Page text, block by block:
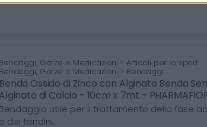
Bendaggi, Garze e Medicazioni > Articoli per lo sport
Bendaggi, Garze e Medicazioni > Bendaggi
Benda Ossido di Zinco con Alginato Benda
Alginato di Calcio - 10cm x 7mt -
Bendaggio utile per il trattamento della fase
e dei tendini.